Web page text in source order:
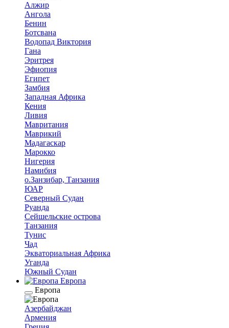
Алжир
Ангола
Бенин
Ботсвана
Водопад Виктория
Гана
Эритрея
Эфиопия
Египет
Замбия
Западная Африка
Кения
Ливия
Мавритания
Маврикий
Мадагаскар
Марокко
Нигерия
Намибия
о.Занзибар, Танзания
ЮАР
Северный Судан
Руанда
Сейшельские острова
Танзания
Тунис
Чад
Экваториальная Африка
Уганда
Южный Судан
Европа
Европа
Азербайджан
Армения